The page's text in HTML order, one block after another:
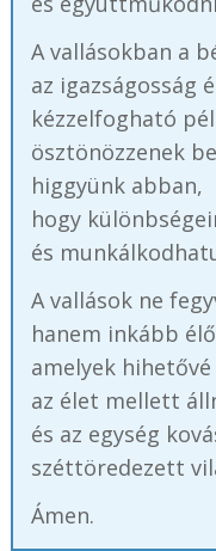
A vallásokban a
az igazságosság
kézzelfogható
ösztönözzenek
higgyünk abban,
hogy
és
A vallások ne
hanem inkább
amelyek
az élet mellett
és az egység
széttöredezett
Ámen.